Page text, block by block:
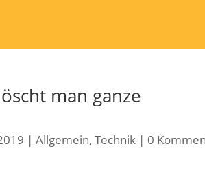
man ganze
| Allgemein, Technik| 0